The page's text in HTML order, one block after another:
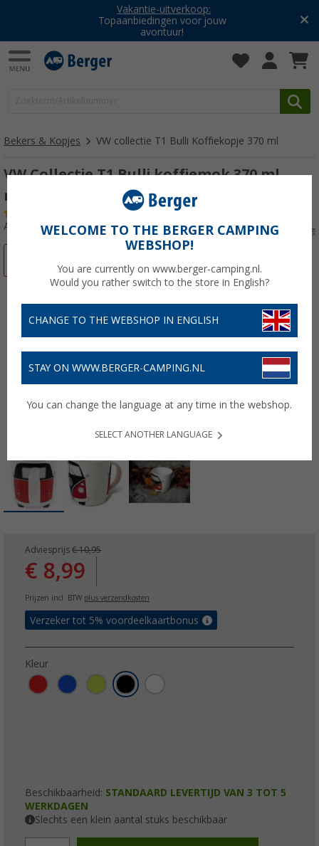
Vakantie-uitverkoop:
Topaanbiedingen voor jouw
avontuur!
Bekers & Kopjes VW collectie T1 Bulli Koffiekopje 370 ml
VW Collectie T1 Bulli koffiemok 370 ml
rood zwart
Artikelnr: 764199
Adviesprijs € 10,95
€ 8,99
Prijzen incl. BTW plus verzendkosten
Verzeker tot 5% voordeelkaartbonus
Kleur
Beschikbaarheid: STANDAARD LEVERTIJD VAN 3 TOT 5
WERKDAGEN
Slechts een klein aantal stuks beschikbaar
WELCOME TO THE BERGER CAMPING
WEBSHOP!
You are currently on www.berger-camping.nl.
Would you rather switch to the store in English?
CHANGE TO THE WEBSHOP IN ENGLISH
STAY ON WWW.BERGER-CAMPING.NL
You can change the language at any time in the webshop.
SELECT ANOTHER LANGUAGE